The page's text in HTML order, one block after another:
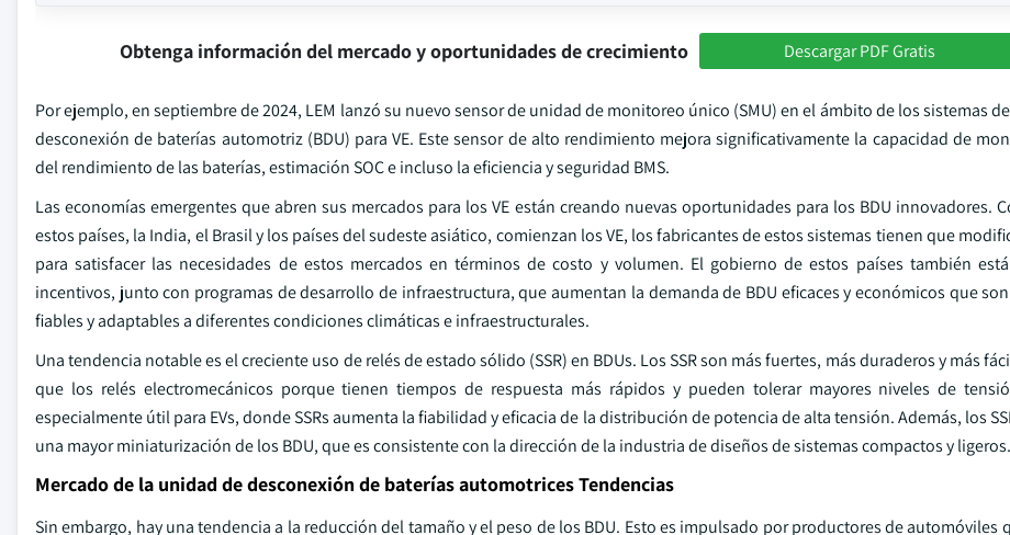
Obtenga información del mercado y oportunidades de crecimiento Descargar PDF Gratis
Por ejemplo, en septiembre de 2024, LEM lanzó su nuevo sensor de unidad de monitoreo único (SMU) en el ámbito de los sistemas
desconexión de baterías automotriz (BDU) para VE. Este sensor de alto rendimiento mejora significativamente la capacidad de
del rendimiento de las baterías, estimación SOC e incluso la eficiencia y seguridad BMS.
Las economías emergentes que abren sus mercados para los VE están creando nuevas oportunidades para los BDU innovadores.
estos países, la India, el Brasil y los países del sudeste asiático, comienzan los VE, los fabricantes de estos sistemas tienen que
para satisfacer las necesidades de estos mercados en términos de costo y volumen. El gobierno de estos países también
incentivos, junto con programas de desarrollo de infraestructura, que aumentan la demanda de BDU eficaces y económicos que
fiables y adaptables a diferentes condiciones climáticas e infraestructurales.
Una tendencia notable es el creciente uso de relés de estado sólido (SSR) en BDUs. Los SSR son más fuertes, más duraderos y más
que los relés electromecánicos porque tienen tiempos de respuesta más rápidos y pueden tolerar mayores niveles de
especialmente útil para EVs, donde SSRs aumenta la fiabilidad y eficacia de la distribución de potencia de alta tensión. Además, los
una mayor miniaturización de los BDU, que es consistente con la dirección de la industria de diseños de sistemas compactos y ligeros.
Mercado de la unidad de desconexión de baterías automotrices Tendencias
Sin embargo, hay una tendencia a la reducción del tamaño y el peso de los BDU. Esto es impulsado por productores de automóviles